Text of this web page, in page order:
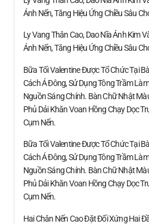
Ánh Nến, Tăng Hiệu Ứng Chiều Sâu
Ly Vang Thân Cao, Dao Nĩa Ánh Kim
Ánh Nến, Tăng Hiệu Ứng Chiều Sâu
Bữa Tối Valentine Được Tổ Chức Tại
Cách Á Đông, Sử Dụng Tông Trầm
Nguồn Sáng Chính. Bàn Chữ Nhật
Phủ Dải Khăn Voan Hồng Chạy Dọc
Cụm Nến.
Bữa Tối Valentine Được Tổ Chức Tại
Cách Á Đông, Sử Dụng Tông Trầm
Nguồn Sáng Chính. Bàn Chữ Nhật
Phủ Dải Khăn Voan Hồng Chạy Dọc
Cụm Nến.
Hai Chân Nến Cao Đặt Đối Xứng Hai